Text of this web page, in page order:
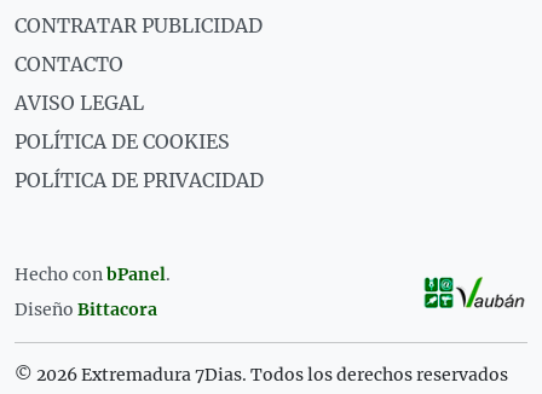
CONTRATAR PUBLICIDAD
CONTACTO
AVISO LEGAL
POLÍTICA DE COOKIES
POLÍTICA DE PRIVACIDAD
Hecho conbPanel.
Diseño Bittacora
© 2026 Extremadura 7Dias. Todos los derechos reservados